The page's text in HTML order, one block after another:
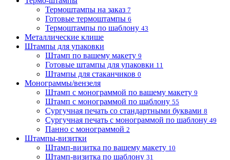
Термоштампы на заказ 7
Готовые термоштампы 6
Термоштампы по шаблону 43
Металлические клише
Штампы для упаковки
Штамп по вашему макету 9
Готовые штампы для упаковки 11
Штампы для стаканчиков 0
Монограммы/вензеля
Штамп с монограммой по вашему макету 9
Штамп с монограммой по шаблону 55
Сургучная печать со стандартными буквами 8
Сургучная печать с монограммой по шаблону 49
Панно с монограммой 2
Штампы-визитки
Штамп-визитка по вашему макету 10
Штамп-визитка по шаблону 31